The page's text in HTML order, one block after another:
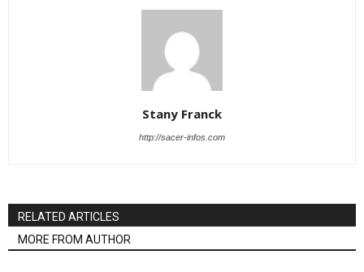
Stany Franck
http://sacer-infos.com
RELATED ARTICLES
MORE FROM AUTHOR